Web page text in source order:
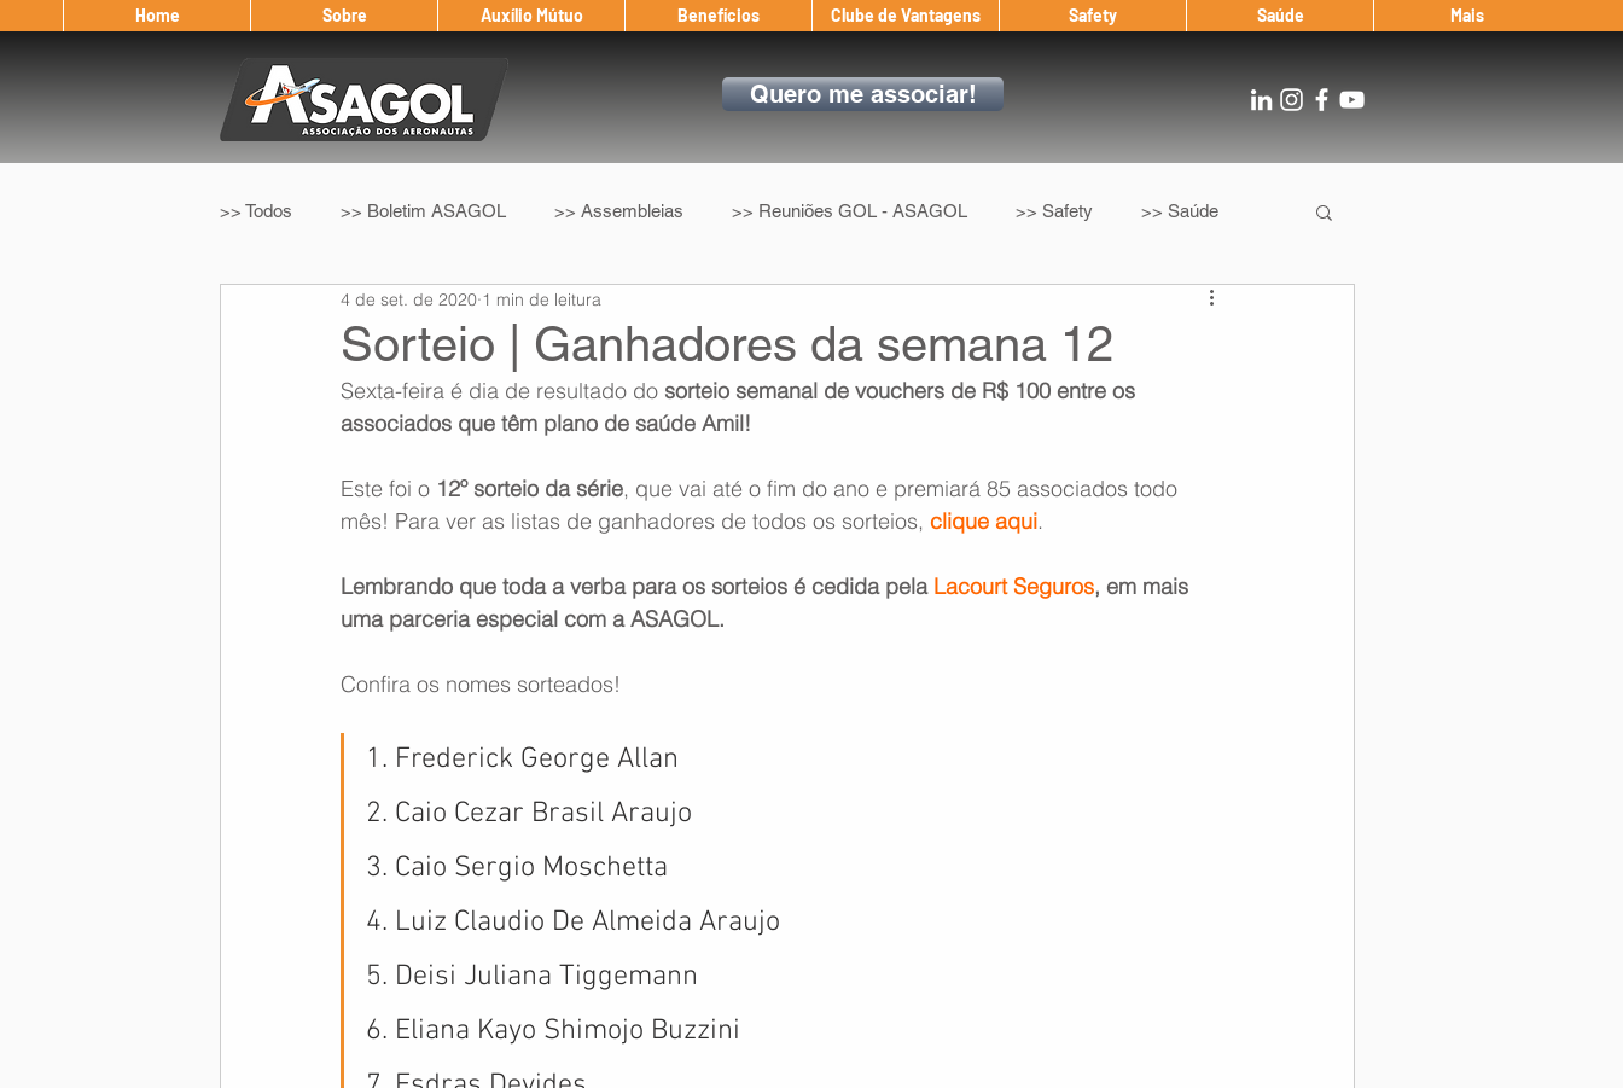
Home Sobre Auxílio Mútuo Benefícios Clube de Vantagens Safety Saúde Mais
Quero me associar!
>> Todos >> Boletim ASAGOL >> Assembleias >> Reuniões GOL - ASAGOL >> Safety >> Saúde
>> Legislação >> IFALPA >> Convenção Coletiva After Landing
Eleição ASAGOL Safety Window Auxílio Mútuo Depoimentos Amigo da ASAGOL Entrevista
Sorteio de Vouchers Workshop ASAGOL Mercado Teste ICAO Fadigômetro Notícias
Memória Aeronáutica
Sorteio | Ganhadores da semana 12
4 de set. de 2020 1 min de leitura
Sexta-feira é dia de resultado do sorteio semanal de vouchers de R$ 100 entre os
associados que têm plano de saúde Amil!
Este foi o 12º sorteio da série, que vai até o fim do ano e premiará 85 associados todo
mês! Para ver as listas de ganhadores de todos os sorteios, clique aqui.
Lembrando que toda a verba para os sorteios é cedida pela Lacourt Seguros, em mais
uma parceria especial com a ASAGOL.
Confira os nomes sorteados!
1. Frederick George Allan
2. Caio Cezar Brasil Araujo
3. Caio Sergio Moschetta
4. Luiz Claudio De Almeida Araujo
5. Deisi Juliana Tiggemann
6. Eliana Kayo Shimojo Buzzini